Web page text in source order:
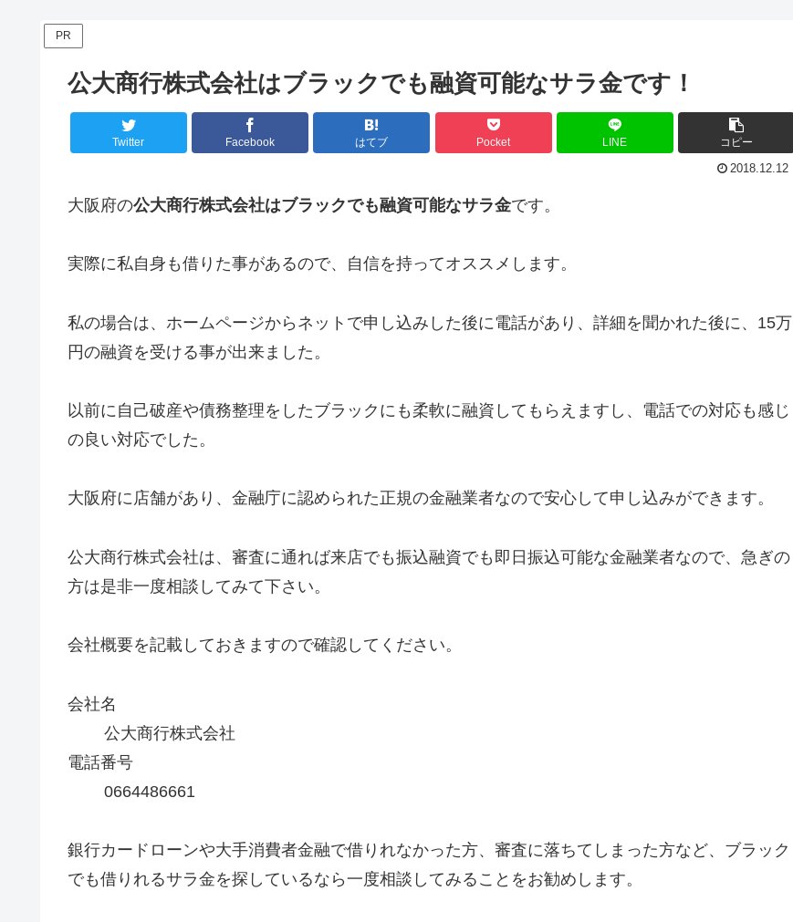
PR
公大商行株式会社はブラックでも融資可能なサラ金です！
Twitter Facebook はてブ Pocket LINE コピー
2018.12.12
大阪府の公大商行株式会社はブラックでも融資可能なサラ金です。
実際に私自身も借りた事があるので、自信を持ってオススメします。
私の場合は、ホームページからネットで申し込みした後に電話があり、詳細を聞かれた後に、15万
円の融資を受ける事が出来ました。
以前に自己破産や債務整理をしたブラックにも柔軟に融資してもらえますし、電話での対応も感じ
の良い対応でした。
大阪府に店舗があり、金融庁に認められた正規の金融業者なので安心して申し込みができます。
公大商行株式会社は、審査に通れば来店でも振込融資でも即日振込可能な金融業者なので、急ぎの
方は是非一度相談してみて下さい。
会社概要を記載しておきますので確認してください。
会社名
公大商行株式会社
電話番号
0664486661
銀行カードローンや大手消費者金融で借りれなかった方、審査に落ちてしまった方など、ブラック
でも借りれるサラ金を探しているなら一度相談してみることをお勧めします。